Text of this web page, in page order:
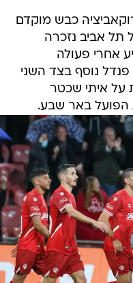
כבש מוקדם
תל אביב נזכרה
אחרי פעולה
נוסף בצד השני
על איתי שכטר
הפועל באר שבע.